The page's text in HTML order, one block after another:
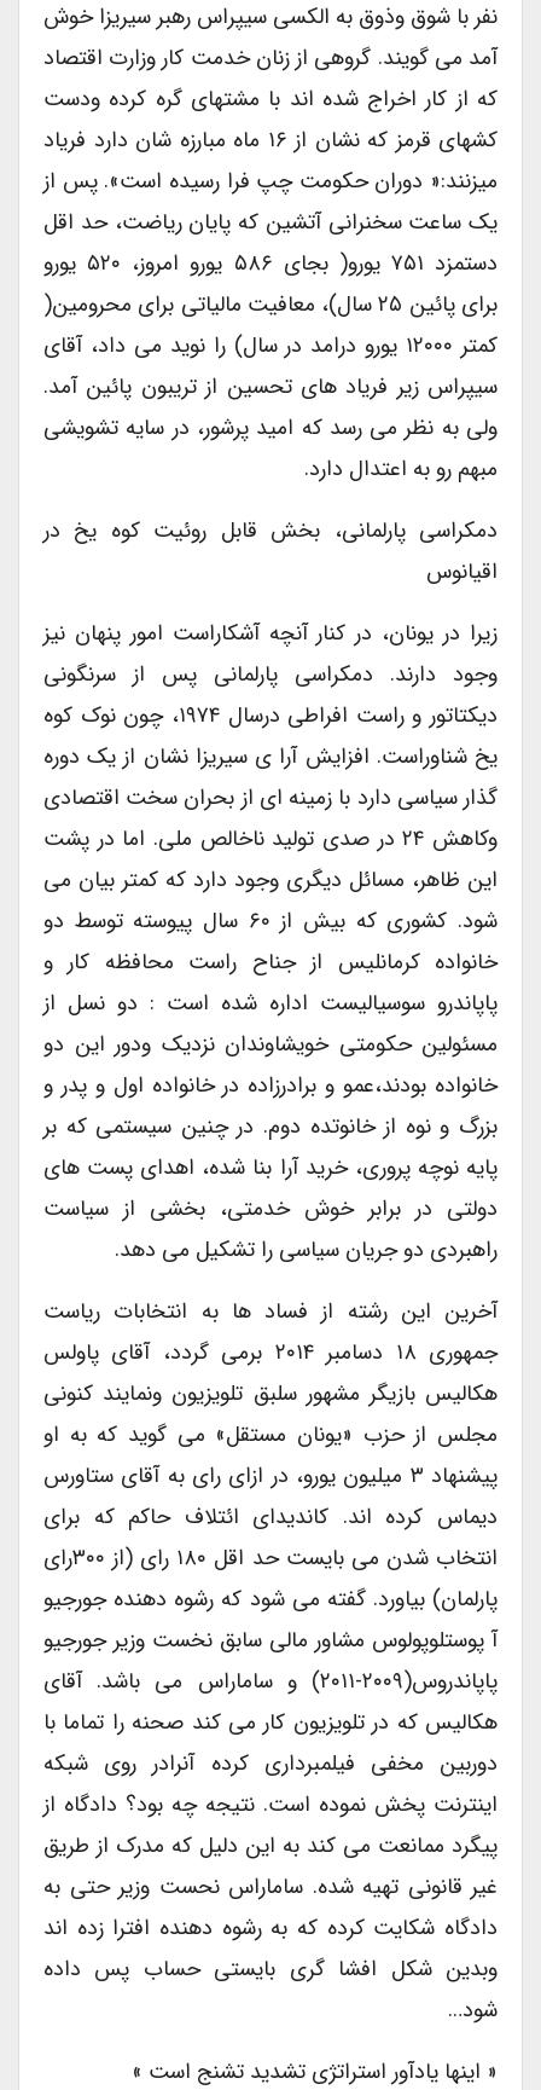
نفر با شوق وذوق به الکسی سیپراس رهبر سیریزا خوش
آمد می گویند. گروهی از زنان خدمت کار وزارت اقتصاد
که از کار اخراج شده اند با مشتهای گره کرده ودست
کشهای قرمز که نشان از ۱۶ ماه مبارزه شان دارد فریاد
میزنند:« دوران حکومت چپ فرا رسیده است». پس از
یک ساعت سخنرانی آتشین که پایان ریاضت، حد اقل
دستمزد ۷۵۱ یورو( بجای ۵۸۶ یورو امروز، ۵۲۰ یورو
برای پائین ۲۵ سال)، معافیت مالیاتی برای محرومین(
کمتر ۱۲۰۰۰ یورو درامد در سال) را نوید می داد، آقای
سیپراس زیر فریاد های تحسین از تریبون پائین آمد.
ولی به نظر می رسد که امید پرشور، در سایه تشویشی
مبهم رو به اعتدال دارد.
دمکراسی پارلمانی، بخش قابل روئیت کوه یخ در
اقیانوس
زیرا در یونان، در کنار آنچه آشکاراست امور پنهان نیز
وجود دارند. دمکراسی پارلمانی پس از سرنگونی
دیکتاتور و راست افراطی درسال ۱۹۷۴، چون نوک کوه
یخ شناوراست. افزایش آرا ی سیریزا نشان از یک دوره
گذار سیاسی دارد با زمینه ای از بحران سخت اقتصادی
وکاهش ۲۴ در صدی تولید ناخالص ملی. اما در پشت
این ظاهر، مسائل دیگری وجود دارد که کمتر بیان می
شود. کشوری که بیش از ۶۰ سال پیوسته توسط دو
خانواده کرمانلیس از جناح راست محافظه کار و
پاپاندرو سوسیالیست اداره شده است : دو نسل از
مسئولین حکومتی خویشاوندان نزدیک ودور این دو
خانواده بودند،عمو و برادرزاده در خانواده اول و پدر و
بزرگ و نوه از خانوتده دوم. در چنین سیستمی که بر
پایه نوچه پروری، خرید آرا بنا شده، اهدای پست های
دولتی در برابر خوش خدمتی، بخشی از سیاست
راهبردی دو جریان سیاسی را تشکیل می دهد.
آخرین این رشته از فساد ها به انتخابات ریاست
جمهوری ۱۸ دسامبر ۲۰۱۴ برمی گردد، آقای پاولس
هکالیس بازیگر مشهور سلبق تلویزیون ونمایند کنونی
مجلس از حزب «یونان مستقل» می گوید که به او
پیشنهاد ۳ میلیون یورو، در ازای رای به آقای ستاورس
دیماس کرده اند. کاندیدای ائتلاف حاکم که برای
انتخاب شدن می بایست حد اقل ۱۸۰ رای (از ۳۰۰رای
پارلمان) بیاورد. گفته می شود که رشوه دهنده جورجیو
آ پوستلوپولوس مشاور مالی سابق نخست وزیر جورجیو
پاپاندروس(۲۰۰۹-۲۰۱۱) و ساماراس می باشد. آقای
هکالیس که در تلویزیون کار می کند صحنه را تماما با
دوربین مخفی فیلمبرداری کرده آنرادر روی شبکه
اینترنت پخش نموده است. نتیجه چه بود؟ دادگاه از
پیگرد ممانعت می کند به این دلیل که مدرک از طریق
غیر قانونی تهیه شده. ساماراس نحست وزیر حتی به
دادگاه شکایت کرده که به رشوه دهنده افترا زده اند
وبدین شکل افشا گری بایستی حساب پس داده
شود…
« اینها یادآور استراتژی تشدید تشنج است »